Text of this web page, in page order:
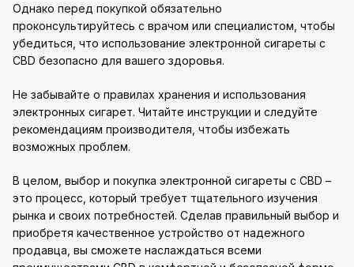
Однако перед покупкой обязательно
проконсультируйтесь с врачом или специалистом, чтобы
убедиться, что использование электронной сигареты с
CBD безопасно для вашего здоровья.
Не забывайте о правилах хранения и использования
электронных сигарет. Читайте инструкции и следуйте
рекомендациям производителя, чтобы избежать
возможных проблем.
В целом, выбор и покупка электронной сигареты с CBD –
это процесс, который требует тщательного изучения
рынка и своих потребностей. Сделав правильный выбор и
приобретя качественное устройство от надежного
продавца, вы сможете наслаждаться всеми